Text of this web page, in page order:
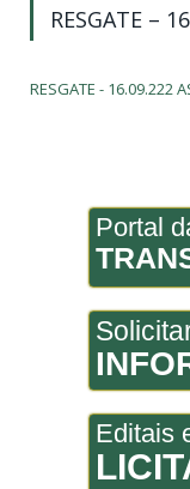
RESGATE –
RESGATE - 16.09.222
Portal
Editais